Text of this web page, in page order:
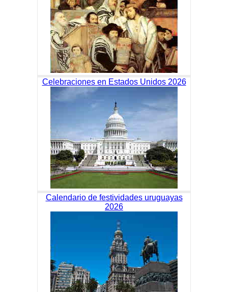
Celebraciones en Estados Unidos 2026
Calendario de festividades uruguayas
2026